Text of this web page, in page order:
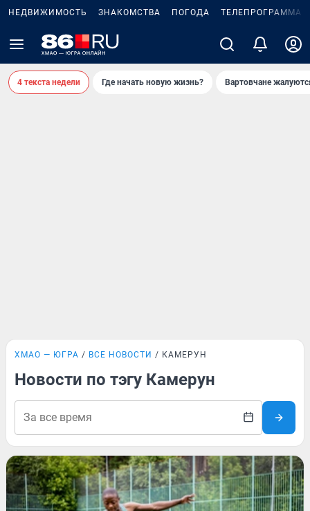
НЕДВИЖИМОСТЬ ЗНАКОМСТВА ПОГОДА ТЕЛЕПРОГРАММА
4 текста недели Где начать новую жизнь? Вартовчане
ХМАО — ЮГРА ВСЕ НОВОСТИ КАМЕРУН
Новости по тэгу Камерун